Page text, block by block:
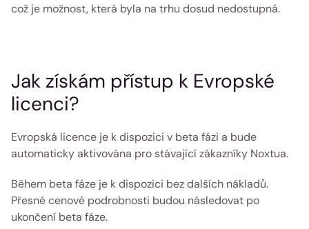
což je možnost, která byla na trhu dosud nedostupná.
Jak získám přístup k Evropské
licenci?
Evropská licence je k dispozici v beta fázi a bude
automaticky aktivována pro stávající zákazníky Noxtua.
Během beta fáze je k dispozici bez dalších nákladů.
Přesné cenové podrobnosti budou následovat po
ukončení beta fáze.